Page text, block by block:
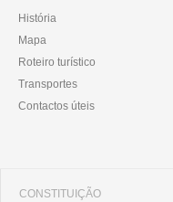
História
Mapa
Roteiro turístico
Transportes
Contactos úteis
CONSTITUIÇÃO